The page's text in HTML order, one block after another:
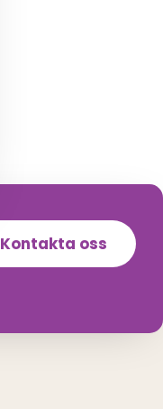
Kontakta oss